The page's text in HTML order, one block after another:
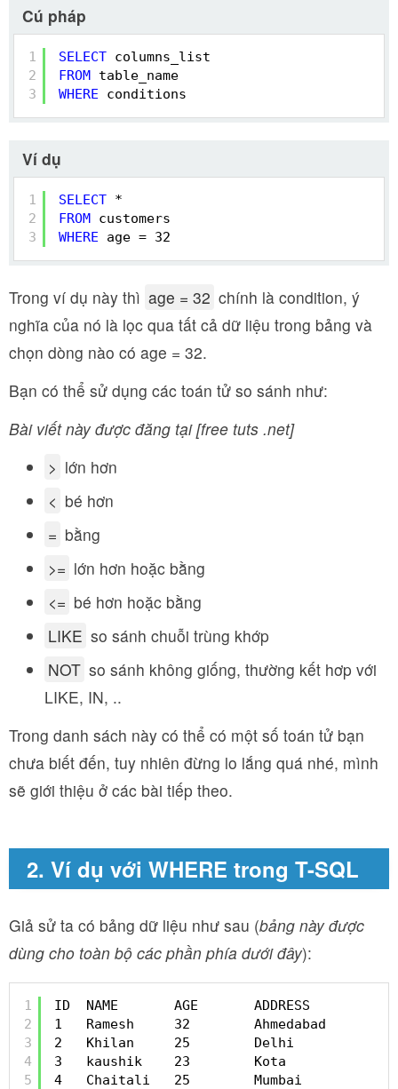
Cú pháp
1
2
3
SELECT columns_list
FROM table_name
WHERE
conditions
Ví dụ
1
2
3
SELECT *
FROM customers
WHERE
age = 32
Trong ví dụ này thì age = 32 chính là condition, ý
nghĩa của nó là lọc qua tất cả dữ liệu trong bảng và
chọn dòng nào có age = 32.
Bạn có thể sử dụng các toán tử so sánh như:
Bài viết này được đăng tại [free tuts .net]
> lớn hơn
< bé hơn
= bằng
>= lớn hơn hoặc bằng
<= bé hơn hoặc bằng
LIKE so sánh chuỗi trùng khớp
NOT so sánh không giống, thường kết hơp với
LIKE, IN, ..
Trong danh sách này có thể có một số toán tử bạn
chưa biết đến, tuy nhiên đừng lo lắng quá nhé, mình
sẽ giới thiệu ở các bài tiếp theo.
2. Ví dụ với WHERE trong T-SQL
Giả sử ta có bảng dữ liệu như sau (bảng này được
dùng cho toàn bộ các phần phía dưới đây):
1
2
3
4
5
ID  NAME       AGE       ADDRESS
1   Ramesh     32        Ahmedabad
2   Khilan     25        Delhi
3   kaushik    23        Kota
4   Chaitali   25        Mumbai